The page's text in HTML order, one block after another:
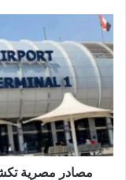
مصادر
مصرية
تكشف
أسباب
إبعاد
الصحفية
درة
قمبو
من
الأراضيمصادر مصرية